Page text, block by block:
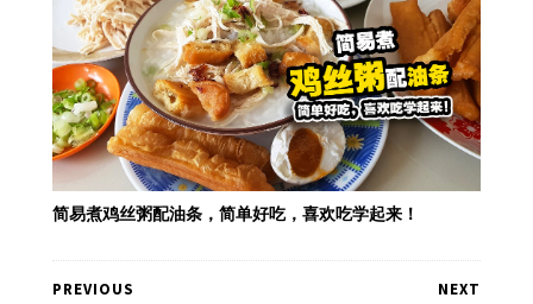
简易煮鸡丝粥配油条，简单好吃，喜欢吃学起来！
NEXT
PREVIOUS